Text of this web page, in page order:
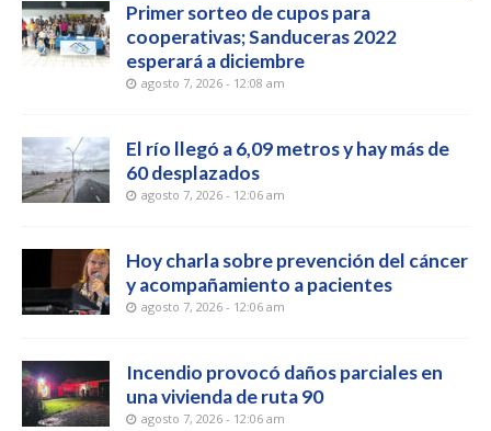
Primer sorteo de cupos para
cooperativas; Sanduceras 2022
esperará a diciembre
agosto 7, 2026 - 12:08 am
El río llegó a 6,09 metros y hay más de
60 desplazados
agosto 7, 2026 - 12:06 am
Hoy charla sobre prevención del cáncer
y acompañamiento a pacientes
agosto 7, 2026 - 12:06 am
Incendio provocó daños parciales en
una vivienda de ruta 90
agosto 7, 2026 - 12:06 am